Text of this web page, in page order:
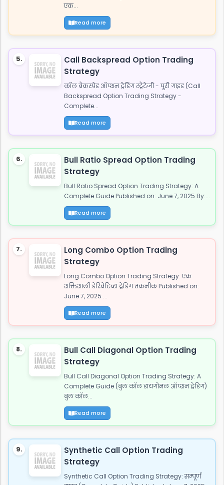
एक...
Read more
5.
Call Backspread Option Trading
Strategy
कॉल बैकस्प्रेड ऑप्शन ट्रेडिंग स्ट्रैटेजी - पूरी गाइड (Call
Backspread Option Trading Strategy -
Complete...
Read more
6.
Bull Ratio Spread Option Trading
Strategy
Bull Ratio Spread Option Trading Strategy: A
Complete Guide Published on: June 7, 2025 By:...
Read more
7.
Long Combo Option Trading
Strategy
Long Combo Option Trading Strategy: एक
शक्तिशाली डेरिवेटिव्स ट्रेडिंग तकनीक Published on:
June 7, 2025 ...
Read more
8.
Bull Call Diagonal Option Trading
Strategy
Bull Call Diagonal Option Trading Strategy: A
Complete Guide (बुल कॉल डायगोनल ऑप्शन ट्रेडिंग)
बुल कॉल...
Read more
9.
Synthetic Call Option Trading
Strategy
Synthetic Call Option Trading Strategy: सम्पूर्ण